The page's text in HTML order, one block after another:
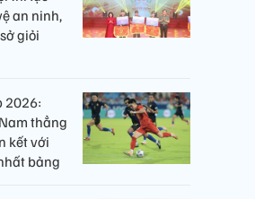
an ninh,
giỏi
2026:
thẳng
kết với
bảng